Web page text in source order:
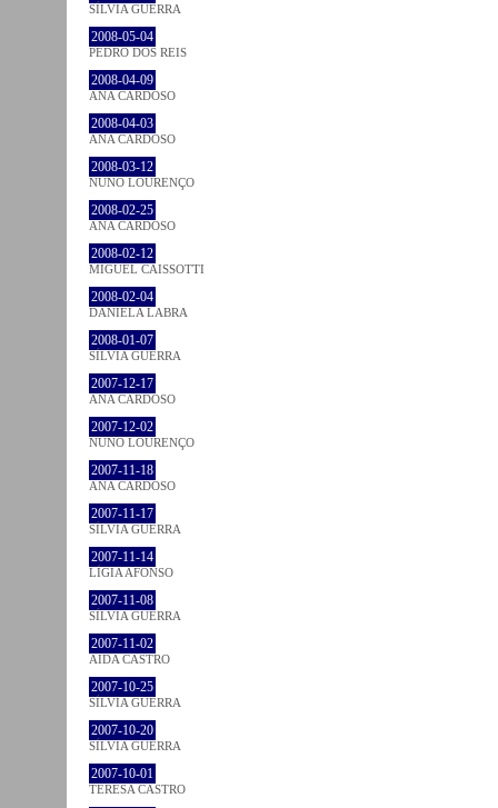
SÍLVIA GUERRA
2008-05-04
PEDRO DOS REIS
2008-04-09
ANA CARDOSO
2008-04-03
ANA CARDOSO
2008-03-12
NUNO LOURENÇO
2008-02-25
ANA CARDOSO
2008-02-12
MIGUEL CAISSOTTI
2008-02-04
DANIELA LABRA
2008-01-07
SÍLVIA GUERRA
2007-12-17
ANA CARDOSO
2007-12-02
NUNO LOURENÇO
2007-11-18
ANA CARDOSO
2007-11-17
SÍLVIA GUERRA
2007-11-14
LÍGIA AFONSO
2007-11-08
SÍLVIA GUERRA
2007-11-02
AIDA CASTRO
2007-10-25
SÍLVIA GUERRA
2007-10-20
SÍLVIA GUERRA
2007-10-01
TERESA CASTRO